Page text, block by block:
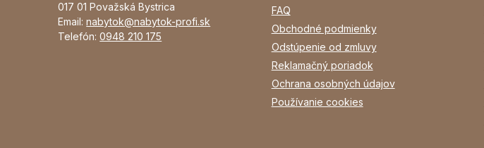
017 01 Považská Bystrica
Email:nabytok@nabytok-profi.sk
Telefón:0948 210 175
FAQ
Obchodné podmienky
Odstúpenie od zmluvy
Reklamačný poriadok
Ochrana osobných údajov
Používanie cookies